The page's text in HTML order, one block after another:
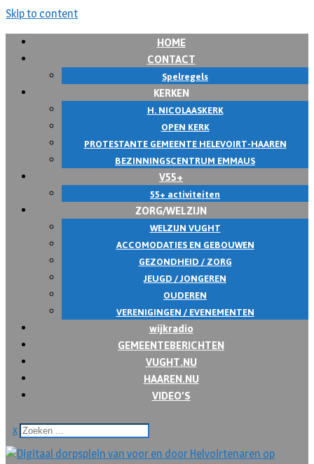
Skip to content
HOME
CONTACT
Spelregels
KERKEN
H. NICOLAASKERK
OPEN KERK
PROTESTANTE GEMEENTE HELEVOIRT-HAAREN
BEZINNINGSCENTRUM EMMAUS
V55+
55+ activiteiten
ZORG/WELZIJN
WELZIJN VUGHT
ACCOMODATIES EN GEBOUWEN
GEZONDHEID / ZORG
JEUGD / JONGEREN
OUDEREN
VERENIGINGEN / EVENEMENTEN
wijkradio
GEMEENTEBERICHTEN
VUGHT.NU
HAAREN.NU
VIDEO’S
x